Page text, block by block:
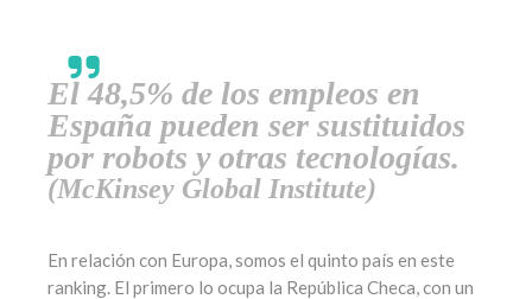
El 48,5% de los empleos en
España pueden ser sustituidos
por robots y otras tecnologías.
(McKinsey Global Institute)
En relación con Europa, somos el quinto país en este
ranking. El primero lo ocupa la República Checa, con un